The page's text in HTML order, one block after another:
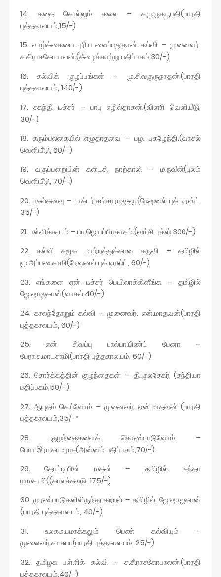
14. கதை சொல்லும் கலை – ச.முருகபூபதி(பாரதி
புத்தகாலயம்,15/-)
15. வாழ்க்கையை புரிய வைப்பதுதான் கல்வி – முனைவர்.
ச.சீ.ராசகோபாலன்.(கீழைக்காற்று பதிப்பகம்,30/-)
16. கல்விக் குழப்பங்கள் – மு.சிவகுருநாதன்.(பாரதி
புத்தகாலயம், 140/-)
17. சுகந்தி டீச்சர் – பாபு எழில்தாசன்.(விளரி வெளியீடு,
30/-)
18. கரும்பலகையில் எழுதாதவை – பழ. புகழேந்தி.(வாசல்
வெளியீடு, 60/-)
19. வகுப்பறையின் கடைசி நாற்காலி – ம.நவீன்(புலம்
வெளியீடு, 70/-)
20. பகல்கனவு – டாக்டர்.சங்கரராஜுலு.(நேஷனல் புக் டிரஸ்ட்,
35/-)
21. பள்ளிக்கூடம் – பா.ஜெயப்பிரகாசம்.(வம்சி புக்ஸ்,300/-)
22. கல்வி சமூக மாற்றத்துக்கான கருவி – தமிழில்
மூ.அப்பணசாமி(நேஷனல் புக் டிரஸ்ட், 60/-)
23. எங்களை ஏன் டீச்சர் பெயிலாக்கினீங்க – தமிழில்
ஜே.ஷாஜகான்(வாசல்,40/-)
24. காலந்தோறும் கல்வி – முனைவர். என்.மாதவன்(பாரதி
புத்தகாலயம், 60/-)
25. என் சிவப்பு பால்பாயிண்ட் பேனா –
பேரா.ச.மாடசாமி(பாரதி புத்தகாலயம், 60/-)
26. சொர்க்கத்தின் குழந்தைகள் – தி.குலசேகர் (சந்தியா
பதிப்பகம்,50/-)
27. ஆயுதம் செய்வோம் – முனைவர். என்.மாதவன் (பாரதி
புத்தகாலயம்,35/-°
28. குழந்தைகளைக் கொண்டாடுவோம் –
பேரா.இரா.காமராசு(அன்னம் பதிப்பகம்,70/-)
29. தோட்டியின் மகன் – தமிழில். சுந்தர
ராமசாமி((காலச்சுவடு, 175/-)
30. முரண்பாடுகளிலிருந்து கற்றல் – தமிழில். ஜே.ஷாஜகான்
(பாரதி புத்தகாலயம், 40/-)
31. உலகமயமாக்கலும் பெண் கல்வியும் –
முனைவர்.சா.சுபா(பாரதி புத்தகாலயம், 25/-)
32. தமிழக பள்ளிக் கல்வி – ச.சீ.ராசகோபாலன்.(பாரதி
புத்தகாலயம்,40/-)